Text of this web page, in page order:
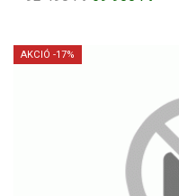
AKCIÓ -17%